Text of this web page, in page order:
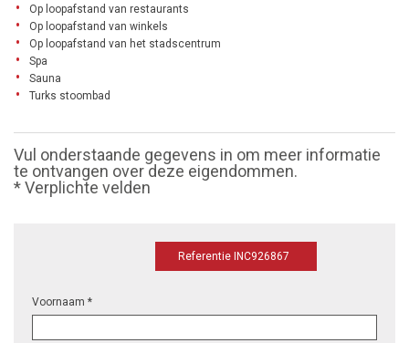
Op loopafstand van restaurants
Op loopafstand van winkels
Op loopafstand van het stadscentrum
Spa
Sauna
Turks stoombad
Vul onderstaande gegevens in om meer informatie
te ontvangen over deze eigendommen.
* Verplichte velden
Referentie INC926867
Voornaam *